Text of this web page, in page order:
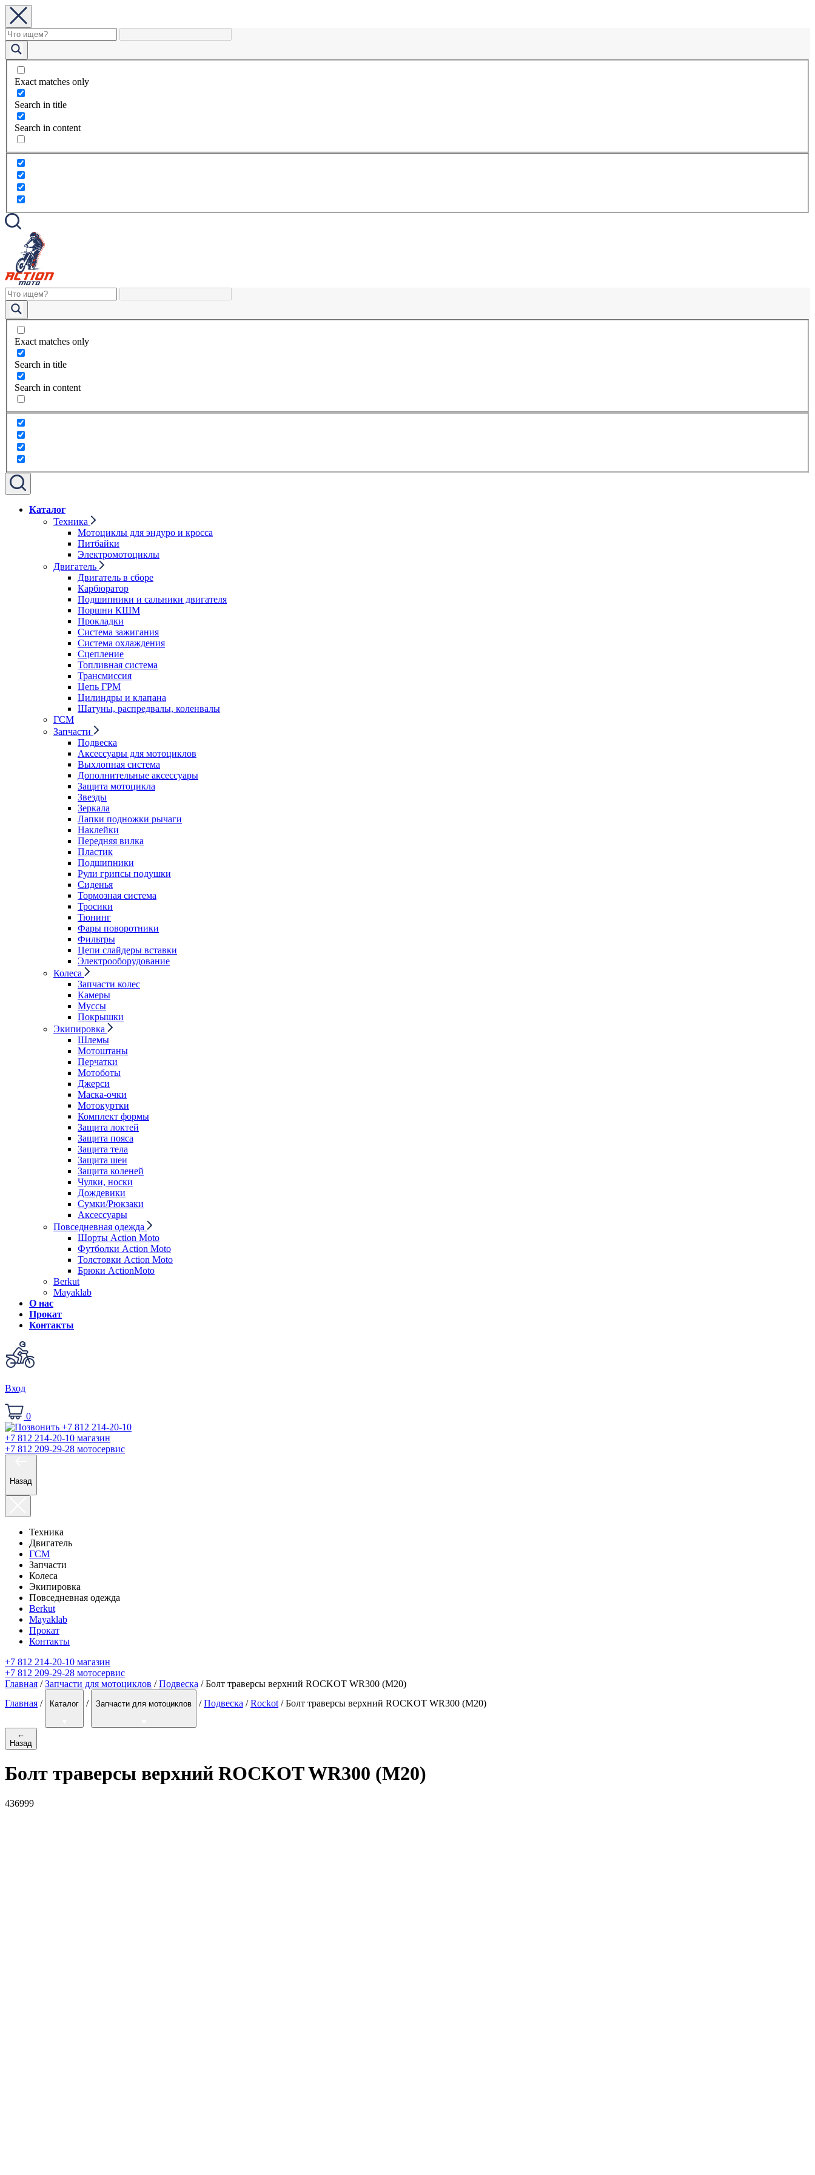
Exact matches only
Search in title
Search in content
Exact matches only
Search in title
Search in content
Каталог
Техника
Мотоциклы для эндуро и кросса
Питбайки
Электромотоциклы
Двигатель
Двигатель в сборе
Карбюратор
Подшипники и сальники двигателя
Поршни КШМ
Прокладки
Система зажигания
Система охлаждения
Сцепление
Топливная система
Трансмиссия
Цепь ГРМ
Цилиндры и клапана
Шатуны, распредвалы, коленвалы
ГСМ
Запчасти
Подвеска
Аксессуары для мотоциклов
Выхлопная система
Дополнительные аксессуары
Защита мотоцикла
Звезды
Зеркала
Лапки подножки рычаги
Наклейки
Передняя вилка
Пластик
Подшипники
Рули грипсы подушки
Сиденья
Тормозная система
Тросики
Тюнинг
Фары поворотники
Фильтры
Цепи слайдеры вставки
Электрооборудование
Колеса
Запчасти колес
Камеры
Муссы
Покрышки
Экипировка
Шлемы
Мотоштаны
Перчатки
Мотоботы
Джерси
Маска-очки
Мотокуртки
Комплект формы
Защита локтей
Защита пояса
Защита тела
Защита шеи
Защита коленей
Чулки, носки
Дождевики
Сумки/Рюкзаки
Аксессуары
Повседневная одежда
Шорты Action Moto
Футболки Action Moto
Толстовки Action Moto
Брюки ActionMoto
Berkut
Mayaklab
О нас
Прокат
Контакты
Вход
0
+7 812 214-20-10 магазин
+7 812 209-29-28 мотосервис
Назад
Техника
Двигатель
ГСМ
Запчасти
Колеса
Экипировка
Повседневная одежда
Berkut
Mayaklab
Прокат
Контакты
+7 812 214-20-10 магазин
+7 812 209-29-28 мотосервис
Главная /Запчасти для мотоциклов /Подвеска / Болт траверсы верхний ROCKOT WR300 (M20)
Главная / Каталог / Запчасти для мотоциклов / Подвеска / Rockot / Болт траверсы верхний ROCKOT WR300 (M20)
←
Назад
Болт траверсы верхний ROCKOT WR300 (M20)
436999